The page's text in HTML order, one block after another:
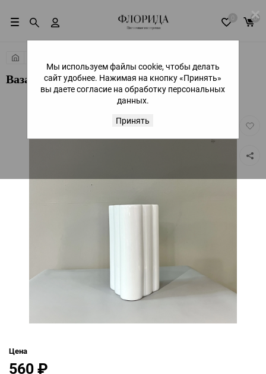
×
Мы используем файлы cookie, чтобы делать
сайт удобнее. Нажимая на кнопку «Принять»
вы даете согласие на обработку персональных
данных.
Принять
0
Ваза керамика
Цена
560₽